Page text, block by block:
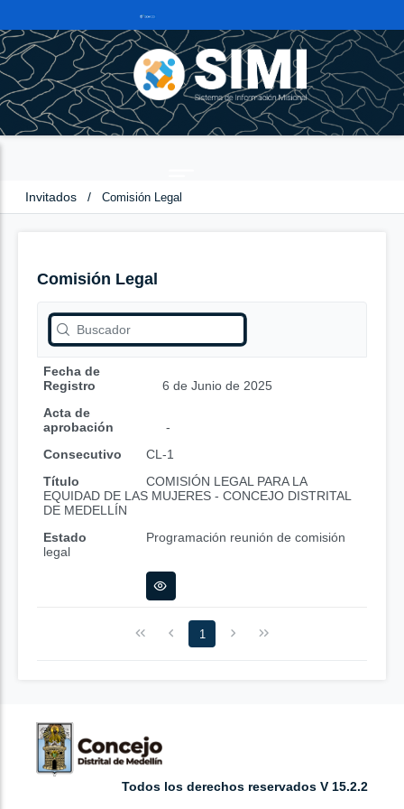
Invitados / Comisión Legal
Comisión Legal
Fecha de
Registro
6 de Junio de 2025
Acta de
aprobación
-
Consecutivo
CL-1
Título
COMISIÓN LEGAL PARA LA
EQUIDAD DE LAS MUJERES - CONCEJO DISTRITAL
DE MEDELLÍN
Estado
Programación reunión de comisión
legal
1
Todos los derechos reservados V 15.2.2